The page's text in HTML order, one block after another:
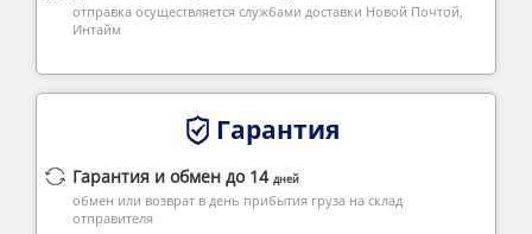
отправка осуществляется службами доставки Новой Почтой,
Интайм
Гарантия
Гарантия и обмен до 14 дней
обмен или возврат в день прибытия груза на склад
отправителя